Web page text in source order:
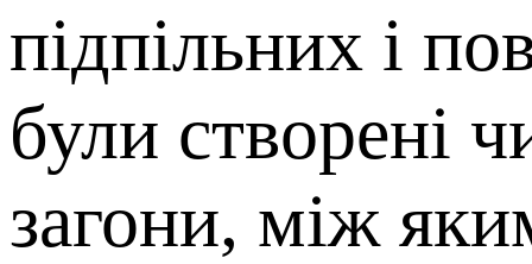
підпільних і
були створені
загони, між